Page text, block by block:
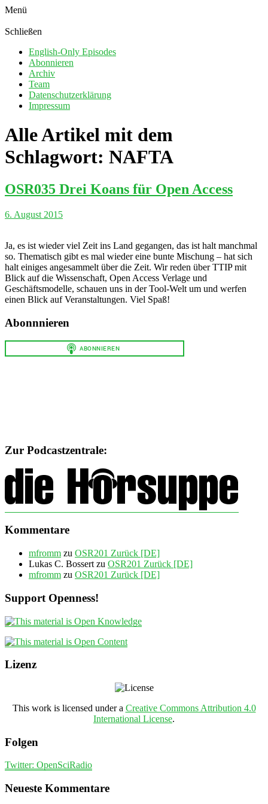
Menü
Schließen
English-Only Episodes
Abonnieren
Archiv
Team
Datenschutzerklärung
Impressum
Alle Artikel mit dem
Schlagwort: NAFTA
OSR035 Drei Koans für Open Access
6. August 2015
Ja, es ist wieder viel Zeit ins Land gegangen, das ist halt manchmal
so. Thematisch gibt es mal wieder eine bunte Mischung – hat sich
halt einiges angesammelt über die Zeit. Wir reden über TTIP mit
Blick auf die Wissenschaft, Open Access Verlage und
Geschäftsmodelle, schauen uns in der Tool-Welt um und werfen
einen Blick auf Veranstaltungen. Viel Spaß!
Abonnnieren
Zur Podcastzentrale:
Kommentare
mfromm zu OSR201 Zurück [DE]
Lukas C. Bossert zu OSR201 Zurück [DE]
mfromm zu OSR201 Zurück [DE]
Support Openness!
Lizenz
This work is licensed under a Creative Commons Attribution 4.0
International License.
Folgen
Twitter: OpenSciRadio
Neueste Kommentare